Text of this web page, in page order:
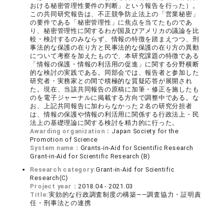
おける秘密管理性要件の判断」という報告を行った）。
この共同研究報告は、不正競争防止法上の「営業秘密」
の要件である「秘密管理性」に焦点を当てたものであ
り、秘密管理性に関するわが国及びアメリカの議論を比
較・検討するのみならず、情報の特徴を踏まえつつ、刑
事法的な保護の在り方と民事法的な保護の在り方の異動
について考察を加えたもので、本研究課題の特徴である
「情報の保護・情報の利活用の促進」に関する分野横断
的な検討の実践である。同部会では、報告者と参加した
研究者・実務家との間で積極的な質疑応答が展開され
た。現在、当該共同報告の原稿に加筆・修正を施したも
のを電子ジャーナルに掲載する方向で調整中である。な
お、上記共同報告に加わらなかった２名の研究分担者
は、情報の保護や情報の利活用に関係する行政法上・民
法上の基礎理論に関する検討を精力的に行った。
Awarding organization： Japan Society for the
Promotion of Science
System name： Grants-in-Aid for Scientific Research
Grant-in-Aid for Scientific Research (B)
Research category:Grant-in-Aid for Scientific
Research(C)
Project year：2018.04 - 2021.03
Title:実効的な行政調査制度の構築――調査協力・証明責
任・刑事法との連携